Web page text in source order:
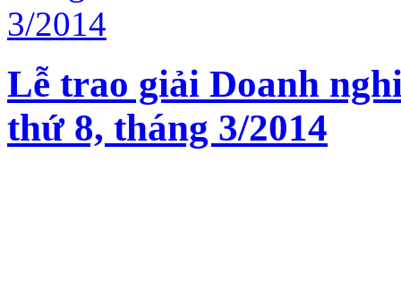
Lễ trao giải Doanh
thứ 8, tháng 3/2014